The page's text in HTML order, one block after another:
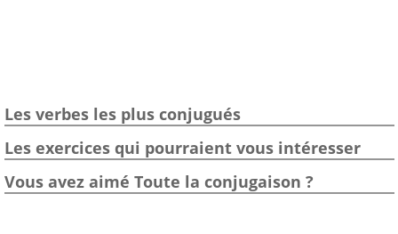
Les verbes les plus conjugués
Les exercices qui pourraient vous intéresser
Vous avez aimé Toute la conjugaison ?